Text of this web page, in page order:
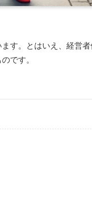
す。とはいえ、経営
です。